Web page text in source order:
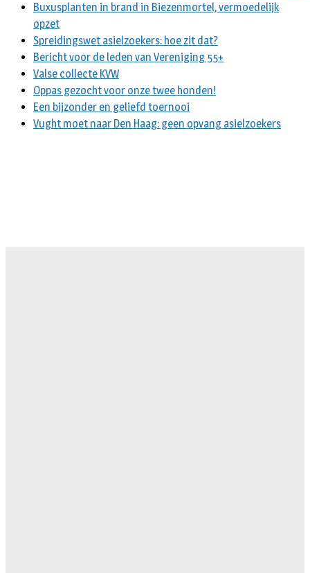
Buxusplanten in brand in Biezenmortel, vermoedelijk
opzet
Spreidingswet asielzoekers: hoe zit dat?
Bericht voor de leden van Vereniging 55+
Valse collecte KVW
Oppas gezocht voor onze twee honden!
Een bijzonder en geliefd toernooi
Vught moet naar Den Haag: geen opvang asielzoekers